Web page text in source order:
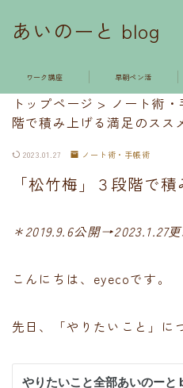
あいのーと blog
ワーク講座 早朝ペン活
トップページ > ノート術
階で積み上げる満足のスス
2023.01.27 ノート術・手帳術
「松竹梅」３段階で
＊2019.9.6公開→2023.1.27
こんにちは、eyecoです。
先日、「やりたいこと」に